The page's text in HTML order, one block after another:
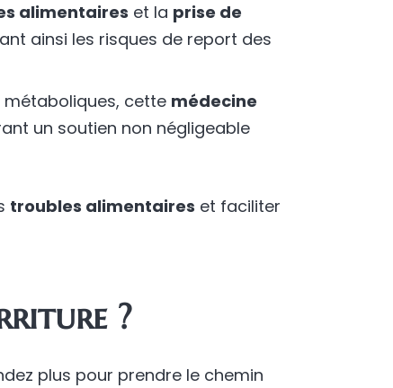
alimentaires et la prise de
ainsi les risques de report des
métaboliques, cette médecine
un soutien non négligeable
troubles alimentaires et faciliter
?
plus pour prendre le chemin